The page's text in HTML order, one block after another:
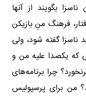
بگویند از آنها
فرهنگ منِ بازیکن
ناسزا گفته شود، ولی
که یکصدا علیه من و
چرا برنامه‌های
من برای پرسپولیس